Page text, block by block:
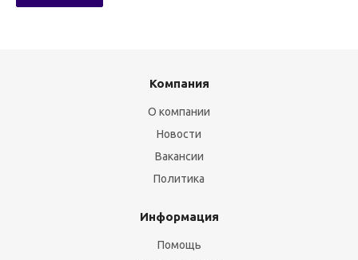
Компания
О компании
Новости
Вакансии
Политика
Информация
Помощь